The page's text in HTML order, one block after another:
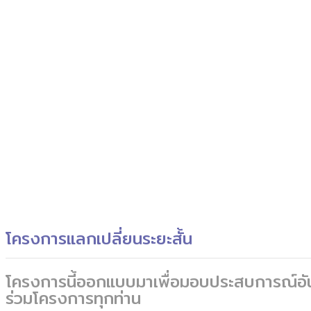
โครงการแลกเปลี่ยนระยะสั้น
โครงการนี้ออกแบบมาเพื่อมอบประสบการณ์อั
ร่วมโครงการทุกท่าน